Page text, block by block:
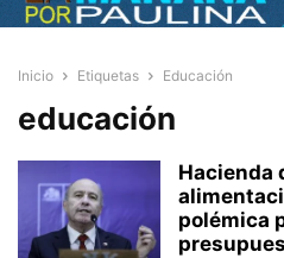
Inicio Etiquetas Educación
educación
Hacienda
polémica